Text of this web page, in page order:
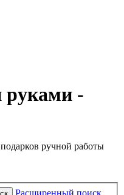
руками -
ручной работы
Расширенный поиск